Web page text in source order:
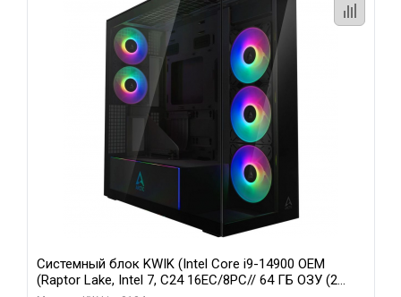
Системный блок KWIK (Intel Core i9-14900 OEM
(Raptor Lake, Intel 7, C24 16EC/8PC// 64 ГБ ОЗУ (2